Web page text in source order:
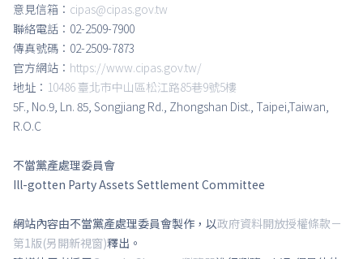
意見信箱： cipas@cipas.gov.tw
聯絡電話：02-2509-7900
傳真號碼：02-2509-7873
官方網站： https://www.cipas.gov.tw/
地址： 10486 臺北市中山區松江路85巷9號5樓
5F., No.9, Ln. 85, Songjiang Rd., Zhongshan Dist., Taipei,Taiwan,
R.O.C
不當黨產處理委員會
Ill-gotten Party Assets Settlement Committee
網站內容由不當黨產處理委員會製作，以政府資料開放授權條款－
第1版(另開新視窗)釋出。